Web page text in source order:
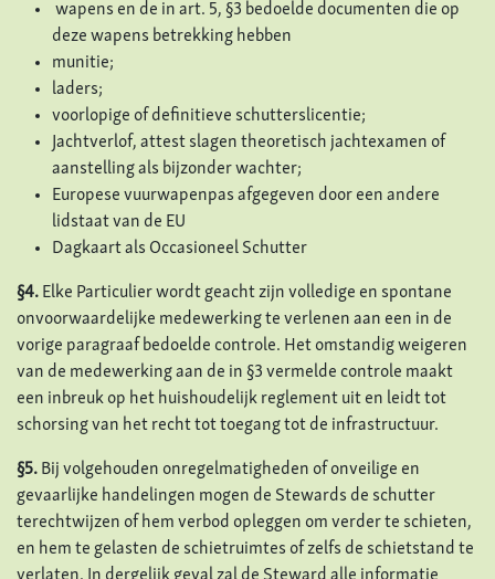
wapens en de in art. 5, §3 bedoelde documenten die op
deze wapens betrekking hebben
munitie;
laders;
voorlopige of definitieve schutterslicentie;
Jachtverlof, attest slagen theoretisch jachtexamen of
aanstelling als bijzonder wachter;
Europese vuurwapenpas afgegeven door een andere
lidstaat van de EU
Dagkaart als Occasioneel Schutter
§4. Elke Particulier wordt geacht zijn volledige en spontane
onvoorwaardelijke medewerking te verlenen aan een in de
vorige paragraaf bedoelde controle. Het omstandig weigeren
van de medewerking aan de in §3 vermelde controle maakt
een inbreuk op het huishoudelijk reglement uit en leidt tot
schorsing van het recht tot toegang tot de infrastructuur.
§5. Bij volgehouden onregelmatigheden of onveilige en
gevaarlijke handelingen mogen de Stewards de schutter
terechtwijzen of hem verbod opleggen om verder te schieten,
en hem te gelasten de schietruimtes of zelfs de schietstand te